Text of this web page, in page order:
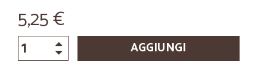
5,25 €
AGGIUNGI